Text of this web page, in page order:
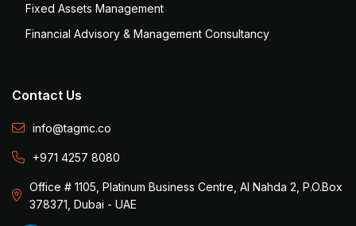
Fixed Assets Management
Financial Advisory & Management Consultancy
Contact Us
info@tagmc.co
+971 4257 8080
Office # 1105, Platinum Business Centre, Al Nahda 2, P.O.Box
378371, Dubai - UAE